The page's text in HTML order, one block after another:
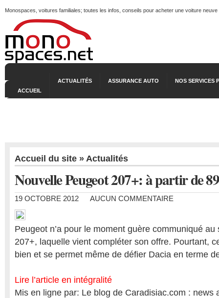
Monospaces, voitures familiales; toutes les infos, conseils pour acheter une voiture
ACCUEIL
ACTUALITÉS ASSURANCE AUTO NOS SERVICES
Accueil du site » Actualités
Nouvelle Peugeot 207+: à partir de
19 OCTOBRE 2012 AUCUN COMMENTAIRE
Peugeot n’a pour le moment guère communiqué
207+, laquelle vient compléter son offre. Pourtant,
bien et se permet même de défier Dacia en terme
Lire l’article en intégralité
Mis en ligne par: Le blog de Caradisiac.com : news